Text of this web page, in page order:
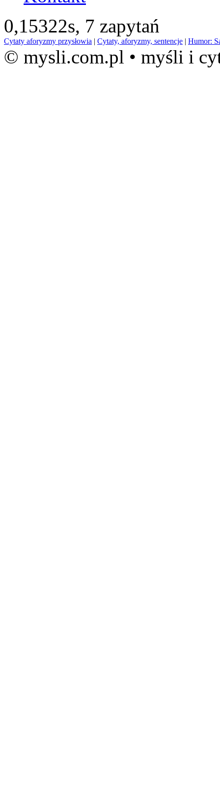
0,15322s, 7 zapytań
Cytaty aforyzmy przysłowia | Cytaty, aforyzmy, sentencje | Humor:
© mysli.com.pl • myśli i